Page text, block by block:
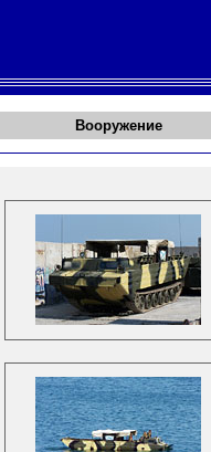
Вооружение